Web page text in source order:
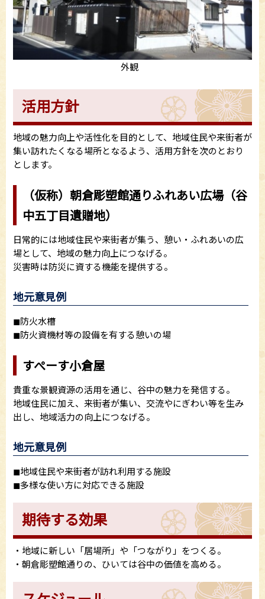
外観
活用方針
地域の魅力向上や活性化を目的として、地域住民や来街者が
集い訪れたくなる場所となるよう、活用方針を次のとおり
とします。
（仮称）朝倉彫塑館通りふれあい広場（谷
中五丁目遺贈地）
日常的には地域住民や来街者が集う、憩い・ふれあいの広
場として、地域の魅力向上につなげる。
災害時は防災に資する機能を提供する。
地元意見例
◼防火水槽
◼防火資機材等の設備を有する憩いの場
すぺーす小倉屋
貴重な景観資源の活用を通じ、谷中の魅力を発信する。
地域住民に加え、来街者が集い、交流やにぎわい等を生み
出し、地域活力の向上につなげる。
地元意見例
◼地域住民や来街者が訪れ利用する施設
◼多様な使い方に対応できる施設
期待する効果
・地域に新しい「居場所」や「つながり」をつくる。
・朝倉彫塑館通りの、ひいては谷中の価値を高める。